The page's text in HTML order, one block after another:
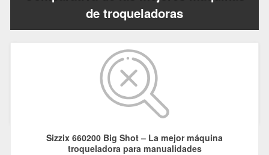
de troqueladoras
Sizzix 660200 Big Shot – La mejor máquina
troqueladora para manualidades